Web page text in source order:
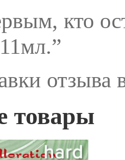
кто
отзыва
товары